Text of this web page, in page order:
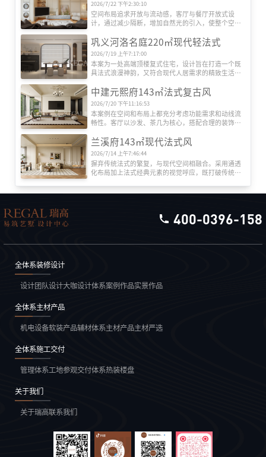
生，互为因果相融。
2026/7/22 下午2:30:10
空间布局追求开放与流动感，客厅与餐厅开放式设
计，通过减少隔断，增加自然光的引入，使整个空间
比较强调轴线对称，对称能强化空间气势上的恢弘豪
巩义河洛名庭220㎡现代轻法式
2026/7/19 上午7:17:00
本案为一处高端顶楼复式住宅，设计旨在打造一个既
具法式浪漫神韵，又符合现代人居需求的精致生活空
式” 为核心理念，萃取法式美学中的优雅线条、对称
阔感。空间以纯净的白色为主调，通过丰富的材质层
次和光影变化，营造出一个通透、典雅、充满艺术气
息的居住环境。
中建元熙府143㎡法式复古风
2026/7/20 下午11:16:53
本案例在空间和布局上都充分考虑功能需求和动线流
畅性。客厅以沙发、茶几为核心，搭配合理的装饰
眠、收纳和休闲区域，飘窗的利用增加了空间的实用
兰溪府143㎡现代法式风
2026/7/14 上午7:46:44
摒弃传统法式的繁复，与现代空间相融合。采用通透
化布局加上法式经典元素的视觉呼应，既打破传统空
生，精致与舒适并存” 的现代法式生活美学。
400-0396-158
全体系装修设计
设计团队设计大咖设计体系案例作品实景作品
全体系主材产品
机电设备软装产品辅材体系主材产品主材严选
全体系施工交付
管理体系工地参观交付体系热装楼盘
关于我们
关于瑞高联系我们